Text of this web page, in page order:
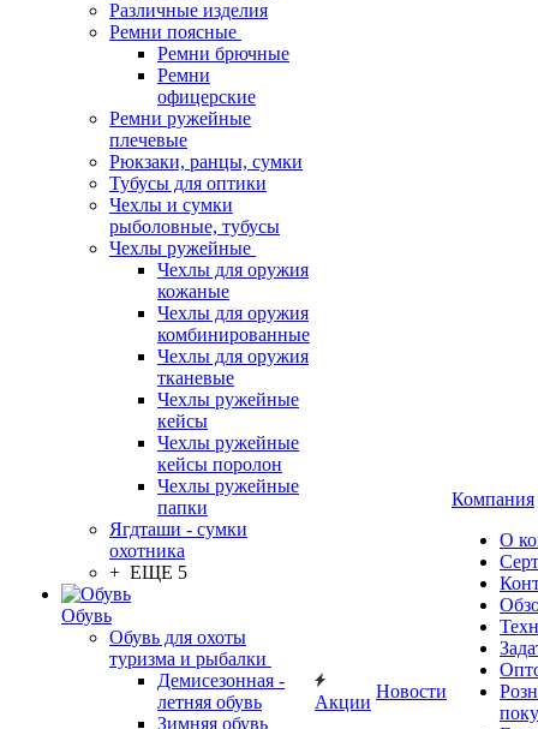
Различные изделия
Ремни поясные
Ремни брючные
Ремни
офицерские
Ремни ружейные
плечевые
Рюкзаки, ранцы, сумки
Тубусы для оптики
Чехлы и сумки
рыболовные, тубусы
Чехлы ружейные
Чехлы для оружия
кожаные
Чехлы для оружия
комбинированные
Чехлы для оружия
тканевые
Чехлы ружейные
кейсы
Чехлы ружейные
кейсы поролон
Чехлы ружейные
папки
Ягдташи - сумки
охотника
+ ЕЩЕ 5
Обувь
Обувь для охоты
туризма и рыбалки
Демисезонная -
летняя обувь
Зимняя обувь
Акции
Новости
Компания
О